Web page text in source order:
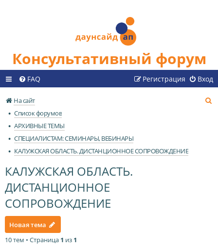
Консультативный форум
FAQ Вход
Регистрация
На сайт
Список форумов
АРХИВНЫЕ ТЕМЫ
СПЕЦИАЛИСТАМ: СЕМИНАРЫ, ВЕБИНАРЫ
КАЛУЖСКАЯ ОБЛАСТЬ. ДИСТАНЦИОННОЕ СОПРОВОЖДЕНИЕ
КАЛУЖСКАЯ ОБЛАСТЬ.
ДИСТАНЦИОННОЕ
СОПРОВОЖДЕНИЕ
Новая тема
10 тем • Страница 1 из 1